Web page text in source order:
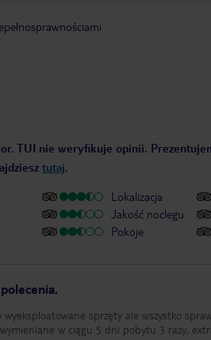
TUI nie weryfikuje opinii.
tutaj.
Lokalizacja
Jakość noclegu
Pokoje
sprzęty ale wszystko
w ciągu 5 dni pobytu 3 razy,